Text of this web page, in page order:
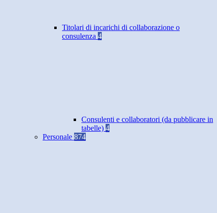
Titolari di incarichi di collaborazione o
consulenza 4
Consulenti e collaboratori (da pubblicare in
tabelle) 4
Personale 874